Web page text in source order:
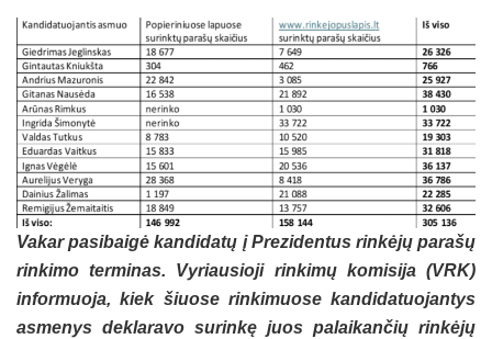
Vakar pasibaigė kandidatų į Prezidentus rinkėjų parašų
rinkimo terminas. Vyriausioji rinkimų komisija (VRK)
informuoja, kiek šiuose rinkimuose kandidatuojantys
asmenys deklaravo surinkę juos palaikančių rinkėjų